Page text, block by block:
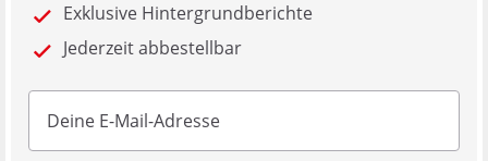
Exklusive Hintergrundberichte
Jederzeit abbestellbar